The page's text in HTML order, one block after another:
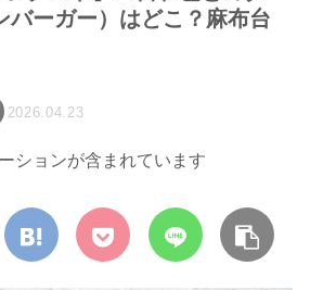
バーガー）はどこ？麻布台
2026.04.23
ションが含まれています